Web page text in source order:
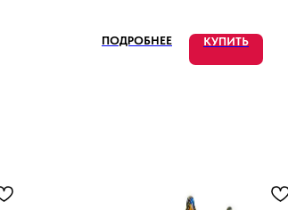
ПОДРОБНЕЕ КУПИТЬ